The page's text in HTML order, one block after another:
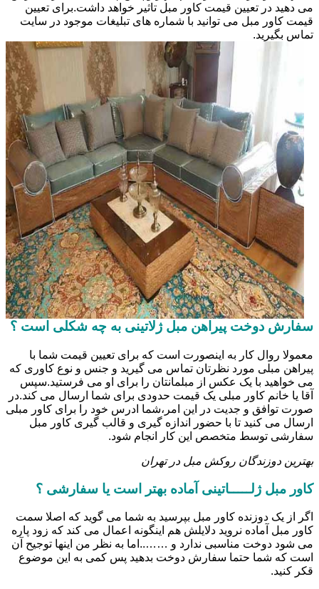
می دهید در تعیین قیمت کاور مبل تاثیر خواهد داشت.برای تعیین
قیمت کاور مبل می توانید با شماره های تبلیغات موجود در سایت
تماس بگیرید.
سفارش دوخت پیراهن مبل ژلاتینی به چه شکلی است ؟
معمولا روال کار به اینصورت است که برای تعیین قیمت شما با
پیراهن مبلی مورد نظرتان تماس می گیرید و جنس و نوع کاوری که
می خواهید با یک عکس از مبلمانتان را برای او می فرستید.سپس
آقا یا خانم کاور مبلی یک قیمت حدودی برای شما ارسال می کند.در
صورت توافق و جدیت در این امر،شما ادرس خود را برای کاور مبلی
ارسال می کنید تا با حضور اندازه گیری و قالب گیری کاور مبل
سفارشی توسط متخصص این کار انجام شود.
بهترین دوزندگان روکش مبل در تهران
کاور مبل ژلـــــاتینی آماده بهتر است یا سفارشی ؟
اگر از یک دوزنده کاور مبل بپرسید به شما می گوید که اصلا سمت
کاور مبل آماده نروید دلایلش هم اینگونه اعمال می کند که زود پاره
می شود دوخت مناسبی ندارد و ……..اما به نظر من اینها توجیح آن
است که شما حتما سفارش دوخت بدهید پس کمی به این موضوع
قکر کنید.